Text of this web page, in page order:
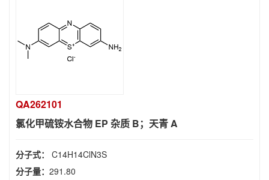
QA262101
氯化甲硫铵水合物 EP 杂质 B；天青 A
分子式： C14H14ClN3S
分子量： 291.80